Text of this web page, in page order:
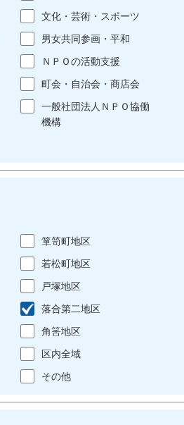
文化・芸術・スポーツ
男女共同参画・平和
ＮＰＯの活動支援
町会・自治会・商店会
一般社団法人ＮＰＯ協働
機構
箪笥町地区
若松町地区
戸塚地区
落合第二地区
角筈地区
区内全域
その他